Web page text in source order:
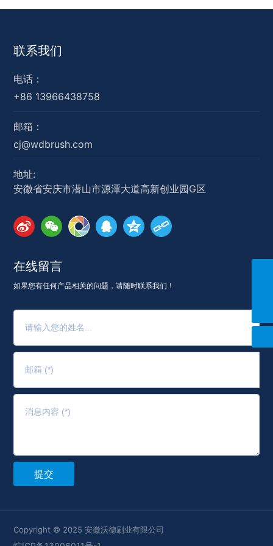
联系我们
电话：
+86 13966438758
邮箱：
cj@wdbrush.com
地址:
安徽省安庆市潜山市源潭大道高新创业园G区
在线留言
如果您有任何产品相关的问题，请随时联系我们！
提交
Copyright © 2025 安徽沃德刷业有限公司
+86 13966438758